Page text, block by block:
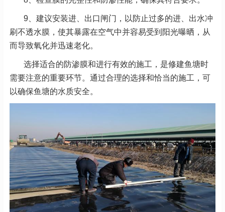
9、建议安装进、出口闸门，以防止过多的进、出水冲
刷不透水膜，使其暴露在空气中并容易受到阳光曝晒，从
而导致氧化并迅速老化。
选择适合的防渗膜和进行有效的施工，是修建鱼塘时
需要注意的重要环节。通过合理的选择和恰当的施工，可
以确保鱼塘的水质安全。